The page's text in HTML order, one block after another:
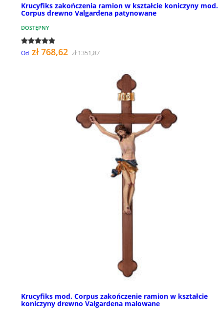
Krucyfiks zakończenia ramion w kształcie koniczyny mod.
Corpus drewno Valgardena patynowane
DOSTĘPNY
Od zł 768,62 zł 1351,87
Krucyfiks mod. Corpus zakończenie ramion w kształcie
koniczyny drewno Valgardena malowane